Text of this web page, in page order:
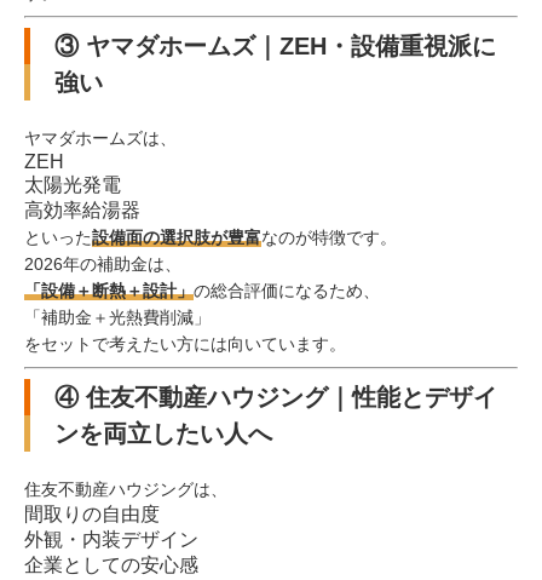
③ ヤマダホームズ｜ZEH・設備重視派に
強い
ヤマダホームズは、
ZEH
太陽光発電
高効率給湯器
といった設備面の選択肢が豊富なのが特徴です。
2026年の補助金は、
「設備＋断熱＋設計」の総合評価になるため、
「補助金＋光熱費削減」
をセットで考えたい方には向いています。
④ 住友不動産ハウジング｜性能とデザイ
ンを両立したい人へ
住友不動産ハウジングは、
間取りの自由度
外観・内装デザイン
企業としての安心感